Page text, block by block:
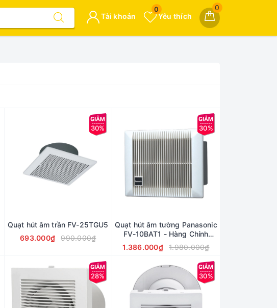
0
Yêu thích
0
Tài khoản
30%
Quạt hút âm trần FV-25TGU5
693.000₫
990.000₫
30%
Quạt hút âm tường Panasonic
FV-10BAT1 - Hàng Chính
Hãng
1.386.000₫ 1.980.000₫
28% 30%